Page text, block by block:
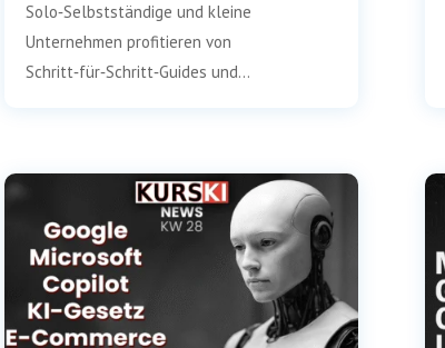
Solo‑Selbstständige und kleine
Unternehmen profitieren von
Schritt‑für‑Schritt‑Guides und...